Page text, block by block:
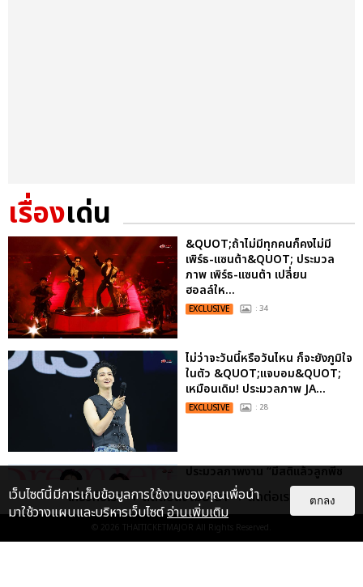
เรื่องเด่น
&QUOT;ถ้าไม่มีทุกคนก็คงไม่มี
เพิร์ธ-แซนต้า&QUOT; ประมวล
ภาพ เพิร์ธ-แซนต้า เปลี่ยน
ฮอลล์ให...
EXCLUSIVE : 34
ไม่ว่าจะวันนี้หรือวันไหน ก็จะยังภูมิใจ
ในตัว &QUOT;แจบอม&QUOT;
เหมือนเดิม! ประมวลภาพ JA...
EXCLUSIVE : 28
ประมวลภาพงาน “มีสติแล้วลูกพีช
PEACH AND ME PREMIERE
NIGHT” ปอนด์-ภูวินทร์ คลั่งรัก
หวา...
เกี่ยวกับเรา ติดต่อลงโฆษณา ติดต่อเรา
© 2026 THAITICKETMAJOR All Rights Reserved.
เว็บไซต์นี้มีการเก็บข้อมูลการใช้งานของคุณเพื่อนำ
มาใช้วางแผนและบริหารเว็บไซต์อ่านเพิ่มเติม
ตกลง